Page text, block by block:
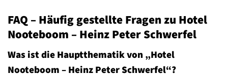
FAQ – Häufig gestellte Fragen zu Hotel
Nooteboom – Heinz Peter Schwerfel
Was ist die Hauptthematik von „Hotel
Nooteboom – Heinz Peter Schwerfel“?